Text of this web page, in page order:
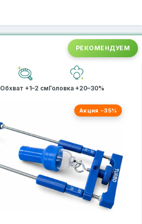
РЕКОМЕНДУЕМ
Обхват +1–2 смГоловка +20–30%
Акция −35%